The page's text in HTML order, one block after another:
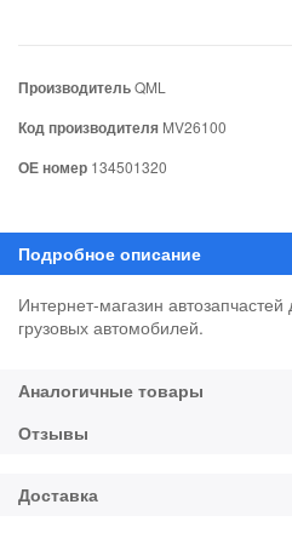
ПроизводительQML
Код производителя MV26100
ОЕ номер 134501320
Интернет-магазин
грузовых автомобилей.